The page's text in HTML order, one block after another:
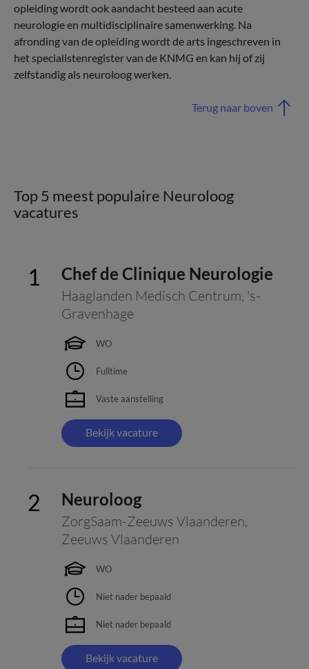
opleiding wordt ook aandacht besteed aan acute
neurologie en multidisciplinaire samenwerking. Na
afronding van de opleiding wordt de arts ingeschreven in
het specialistenregister van de KNMG en kan hij of zij
zelfstandig als neuroloog werken.
Terug naar boven
Top 5 meest populaire Neuroloog
vacatures
Chef de Clinique Neurologie
Haaglanden Medisch Centrum, 's-
Gravenhage
WO
Fulltime
Vaste aanstelling
Bekijk vacature
Neuroloog
ZorgSaam-Zeeuws Vlaanderen,
Zeeuws Vlaanderen
WO
Niet nader bepaald
Niet nader bepaald
Bekijk vacature